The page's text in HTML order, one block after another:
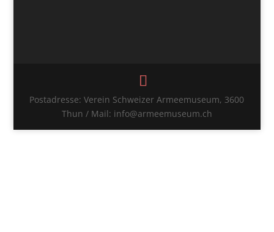
Postadresse: Verein Schweizer Armeemuseum, 3600
Thun / Mail: info@armeemuseum.ch